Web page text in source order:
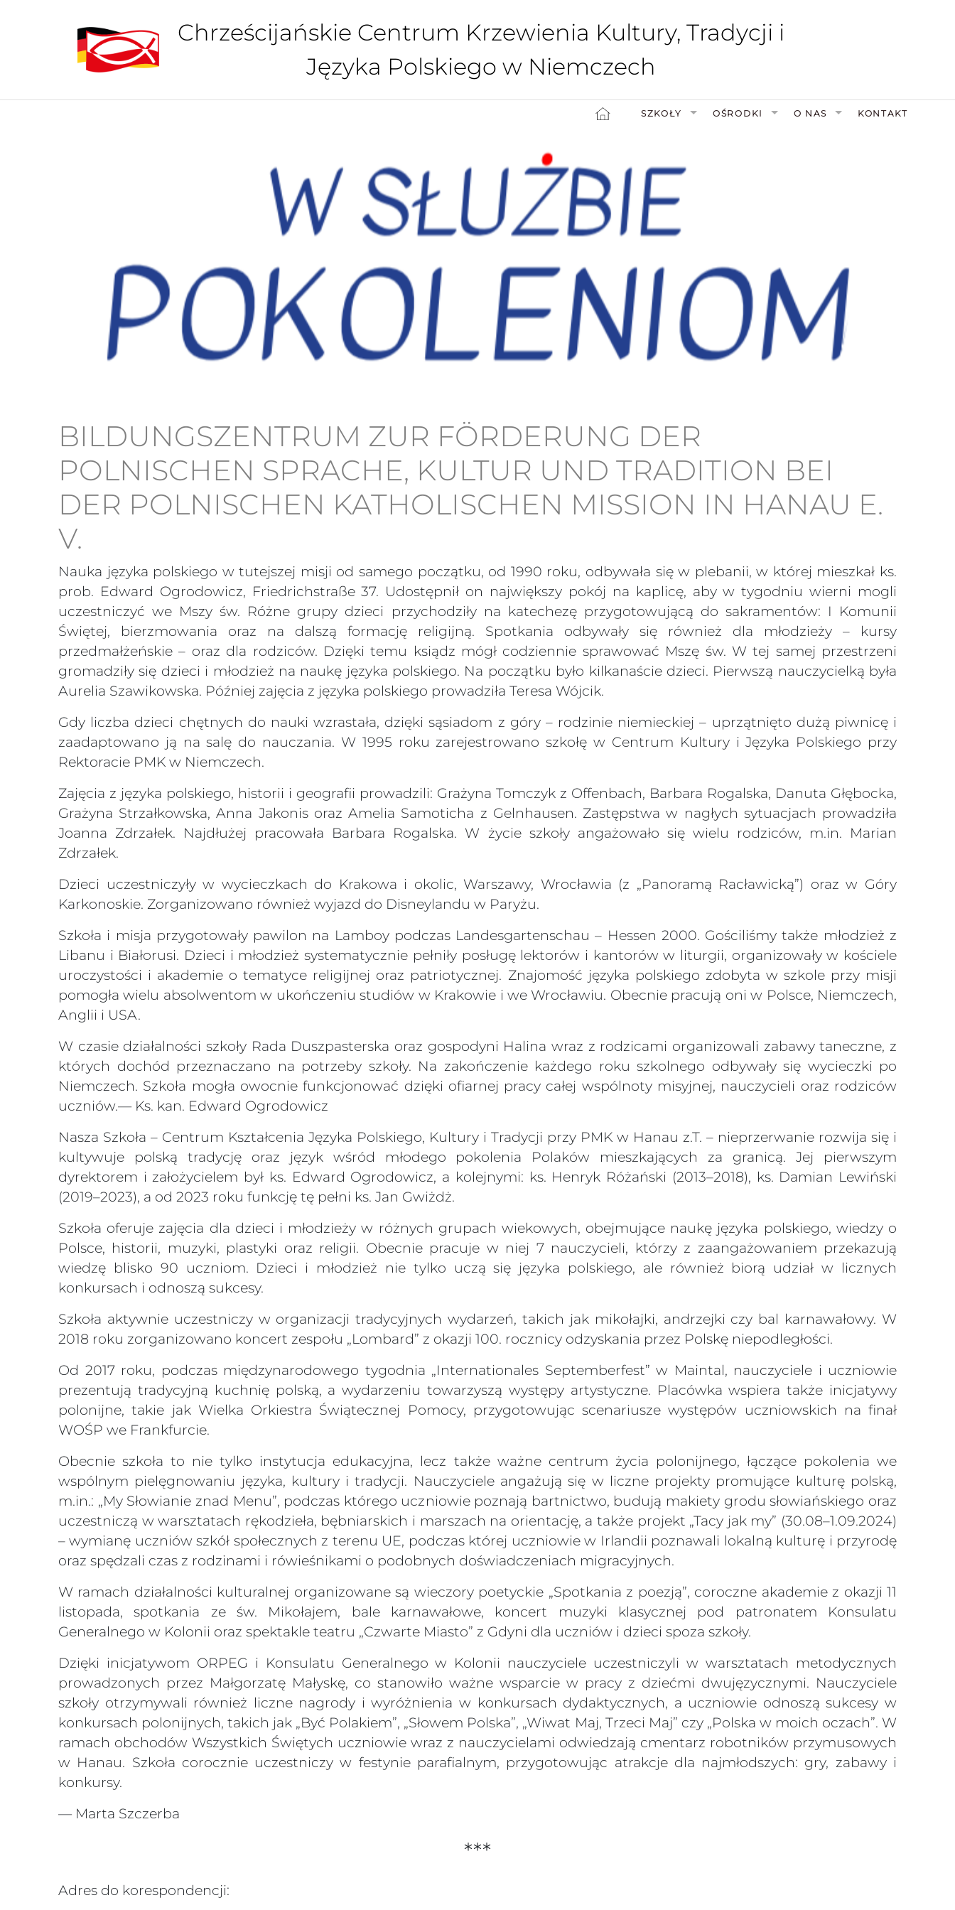
Chrześcijańskie Centrum Krzewienia Kultury, Tradycji i
Języka Polskiego w Niemczech
SZKOŁY OŚRODKI O NAS KONTAKT
BILDUNGSZENTRUM ZUR FÖRDERUNG DER
POLNISCHEN SPRACHE, KULTUR UND TRADITION BEI
DER POLNISCHEN KATHOLISCHEN MISSION IN HANAU E.
V.
Nauka języka polskiego w tutejszej misji od samego początku, od 1990 roku, odbywała się w plebanii, w której mieszkał ks.
prob. Edward Ogrodowicz, Friedrichstraße 37. Udostępnił on największy pokój na kaplicę, aby w tygodniu wierni mogli
uczestniczyć we Mszy św. Różne grupy dzieci przychodziły na katechezę przygotowującą do sakramentów: I Komunii
Świętej, bierzmowania oraz na dalszą formację religijną. Spotkania odbywały się również dla młodzieży – kursy
przedmałżeńskie – oraz dla rodziców. Dzięki temu ksiądz mógł codziennie sprawować Mszę św. W tej samej przestrzeni
gromadziły się dzieci i młodzież na naukę języka polskiego. Na początku było kilkanaście dzieci. Pierwszą nauczycielką była
Aurelia Szawikowska. Później zajęcia z języka polskiego prowadziła Teresa Wójcik.
Gdy liczba dzieci chętnych do nauki wzrastała, dzięki sąsiadom z góry – rodzinie niemieckiej – uprzątnięto dużą piwnicę i
zaadaptowano ją na salę do nauczania. W 1995 roku zarejestrowano szkołę w Centrum Kultury i Języka Polskiego przy
Rektoracie PMK w Niemczech.
Zajęcia z języka polskiego, historii i geografii prowadzili: Grażyna Tomczyk z Offenbach, Barbara Rogalska, Danuta Głębocka,
Grażyna Strzałkowska, Anna Jakonis oraz Amelia Samoticha z Gelnhausen. Zastępstwa w nagłych sytuacjach prowadziła
Joanna Zdrzałek. Najdłużej pracowała Barbara Rogalska. W życie szkoły angażowało się wielu rodziców, m.in. Marian
Zdrzałek.
Dzieci uczestniczyły w wycieczkach do Krakowa i okolic, Warszawy, Wrocławia (z „Panoramą Racławicką”) oraz w Góry
Karkonoskie. Zorganizowano również wyjazd do Disneylandu w Paryżu.
Szkoła i misja przygotowały pawilon na Lamboy podczas Landesgartenschau – Hessen 2000. Gościliśmy także młodzież z
Libanu i Białorusi. Dzieci i młodzież systematycznie pełniły posługę lektorów i kantorów w liturgii, organizowały w kościele
uroczystości i akademie o tematyce religijnej oraz patriotycznej. Znajomość języka polskiego zdobyta w szkole przy misji
pomogła wielu absolwentom w ukończeniu studiów w Krakowie i we Wrocławiu. Obecnie pracują oni w Polsce, Niemczech,
Anglii i USA.
W czasie działalności szkoły Rada Duszpasterska oraz gospodyni Halina wraz z rodzicami organizowali zabawy taneczne, z
których dochód przeznaczano na potrzeby szkoły. Na zakończenie każdego roku szkolnego odbywały się wycieczki po
Niemczech. Szkoła mogła owocnie funkcjonować dzięki ofiarnej pracy całej wspólnoty misyjnej, nauczycieli oraz rodziców
uczniów.— Ks. kan. Edward Ogrodowicz
Nasza Szkoła – Centrum Kształcenia Języka Polskiego, Kultury i Tradycji przy PMK w Hanau z.T. – nieprzerwanie rozwija się i
kultywuje polską tradycję oraz język wśród młodego pokolenia Polaków mieszkających za granicą. Jej pierwszym
dyrektorem i założycielem był ks. Edward Ogrodowicz, a kolejnymi: ks. Henryk Różański (2013–2018), ks. Damian Lewiński
(2019–2023), a od 2023 roku funkcję tę pełni ks. Jan Gwiżdż.
Szkoła oferuje zajęcia dla dzieci i młodzieży w różnych grupach wiekowych, obejmujące naukę języka polskiego, wiedzy o
Polsce, historii, muzyki, plastyki oraz religii. Obecnie pracuje w niej 7 nauczycieli, którzy z zaangażowaniem przekazują
wiedzę blisko 90 uczniom. Dzieci i młodzież nie tylko uczą się języka polskiego, ale również biorą udział w licznych
konkursach i odnoszą sukcesy.
Szkoła aktywnie uczestniczy w organizacji tradycyjnych wydarzeń, takich jak mikołajki, andrzejki czy bal karnawałowy. W
2018 roku zorganizowano koncert zespołu „Lombard” z okazji 100. rocznicy odzyskania przez Polskę niepodległości.
Od 2017 roku, podczas międzynarodowego tygodnia „Internationales Septemberfest” w Maintal, nauczyciele i uczniowie
prezentują tradycyjną kuchnię polską, a wydarzeniu towarzyszą występy artystyczne. Placówka wspiera także inicjatywy
polonijne, takie jak Wielka Orkiestra Świątecznej Pomocy, przygotowując scenariusze występów uczniowskich na finał
WOŚP we Frankfurcie.
Obecnie szkoła to nie tylko instytucja edukacyjna, lecz także ważne centrum życia polonijnego, łączące pokolenia we
wspólnym pielęgnowaniu języka, kultury i tradycji. Nauczyciele angażują się w liczne projekty promujące kulturę polską,
m.in.: „My Słowianie znad Menu”, podczas którego uczniowie poznają bartnictwo, budują makiety grodu słowiańskiego oraz
uczestniczą w warsztatach rękodzieła, bębniarskich i marszach na orientację, a także projekt „Tacy jak my” (30.08–1.09.2024)
– wymianę uczniów szkół społecznych z terenu UE, podczas której uczniowie w Irlandii poznawali lokalną kulturę i przyrodę
oraz spędzali czas z rodzinami i rówieśnikami o podobnych doświadczeniach migracyjnych.
W ramach działalności kulturalnej organizowane są wieczory poetyckie „Spotkania z poezją”, coroczne akademie z okazji 11
listopada, spotkania ze św. Mikołajem, bale karnawałowe, koncert muzyki klasycznej pod patronatem Konsulatu
Generalnego w Kolonii oraz spektakle teatru „Czwarte Miasto” z Gdyni dla uczniów i dzieci spoza szkoły.
Dzięki inicjatywom ORPEG i Konsulatu Generalnego w Kolonii nauczyciele uczestniczyli w warsztatach metodycznych
prowadzonych przez Małgorzatę Małyskę, co stanowiło ważne wsparcie w pracy z dziećmi dwujęzycznymi. Nauczyciele
szkoły otrzymywali również liczne nagrody i wyróżnienia w konkursach dydaktycznych, a uczniowie odnoszą sukcesy w
konkursach polonijnych, takich jak „Być Polakiem”, „Słowem Polska”, „Wiwat Maj, Trzeci Maj” czy „Polska w moich oczach”. W
ramach obchodów Wszystkich Świętych uczniowie wraz z nauczycielami odwiedzają cmentarz robotników przymusowych
w Hanau. Szkoła corocznie uczestniczy w festynie parafialnym, przygotowując atrakcje dla najmłodszych: gry, zabawy i
konkursy.
— Marta Szczerba
***
Adres do korespondencji: